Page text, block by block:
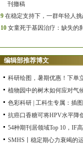
刊撤稿
9 在稳定支持下，一群年轻人
10 女童死于基因治疗：缺失的
编辑部推荐博文
科研绘图，暑期优惠！下单
植物园中的树木如何应对气
色彩科研 | 工科生专属：插
抗癌口香糖可将HPV水平降
54种期刊居领域Top 10，IF
SMHS丨稳定期心力衰竭的